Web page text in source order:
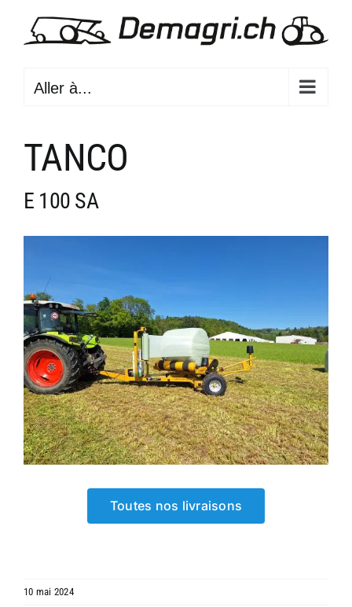
Aller à...
TANCO
E 100 SA
Toutes nos livraisons
10 mai 2024